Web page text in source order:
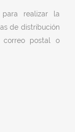
para realizar la
de distribución
postal o